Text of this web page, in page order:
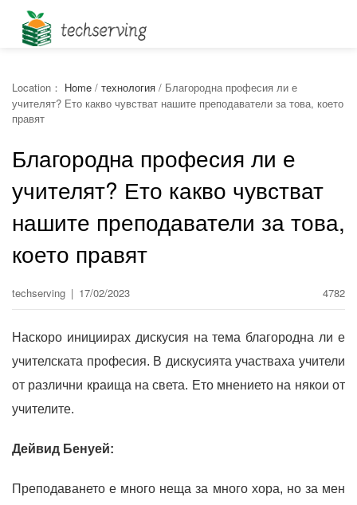
Location： Home / технология / Благородна професия ли е
учителят? Ето какво чувстват нашите преподаватели за това, което
правят
Благородна професия ли е
учителят? Ето какво чувстват
нашите преподаватели за това,
което правят
techserving | 17/02/2023 4782
Наскоро инициирах дискусия на тема благородна ли е
учителската професия. В дискусията участваха учители
от различни краища на света. Ето мнението на някои от
учителите.
Дейвид Бенуей:
Преподаването е много неща за много хора, но за мен